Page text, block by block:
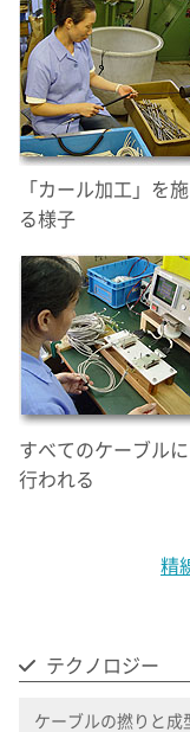
「カール加工」を
る様子
すべてのケーブル
行われる
精
テクノロジー
ケーブルの撚りと成